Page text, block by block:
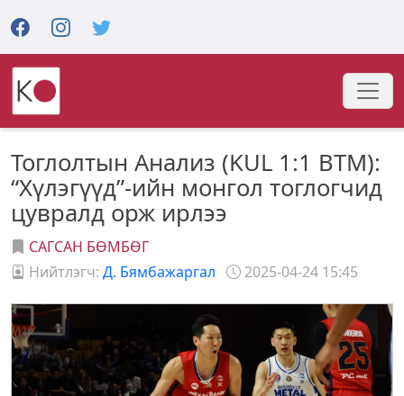
Тоглолтын Анализ (KUL 1:1 BTM):
“Хүлэгүүд”-ийн монгол тоглогчид
цувралд орж ирлээ
САГСАН БӨМБӨГ
Нийтлэгч: Д. Бямбажаргал 2025-04-24 15:45